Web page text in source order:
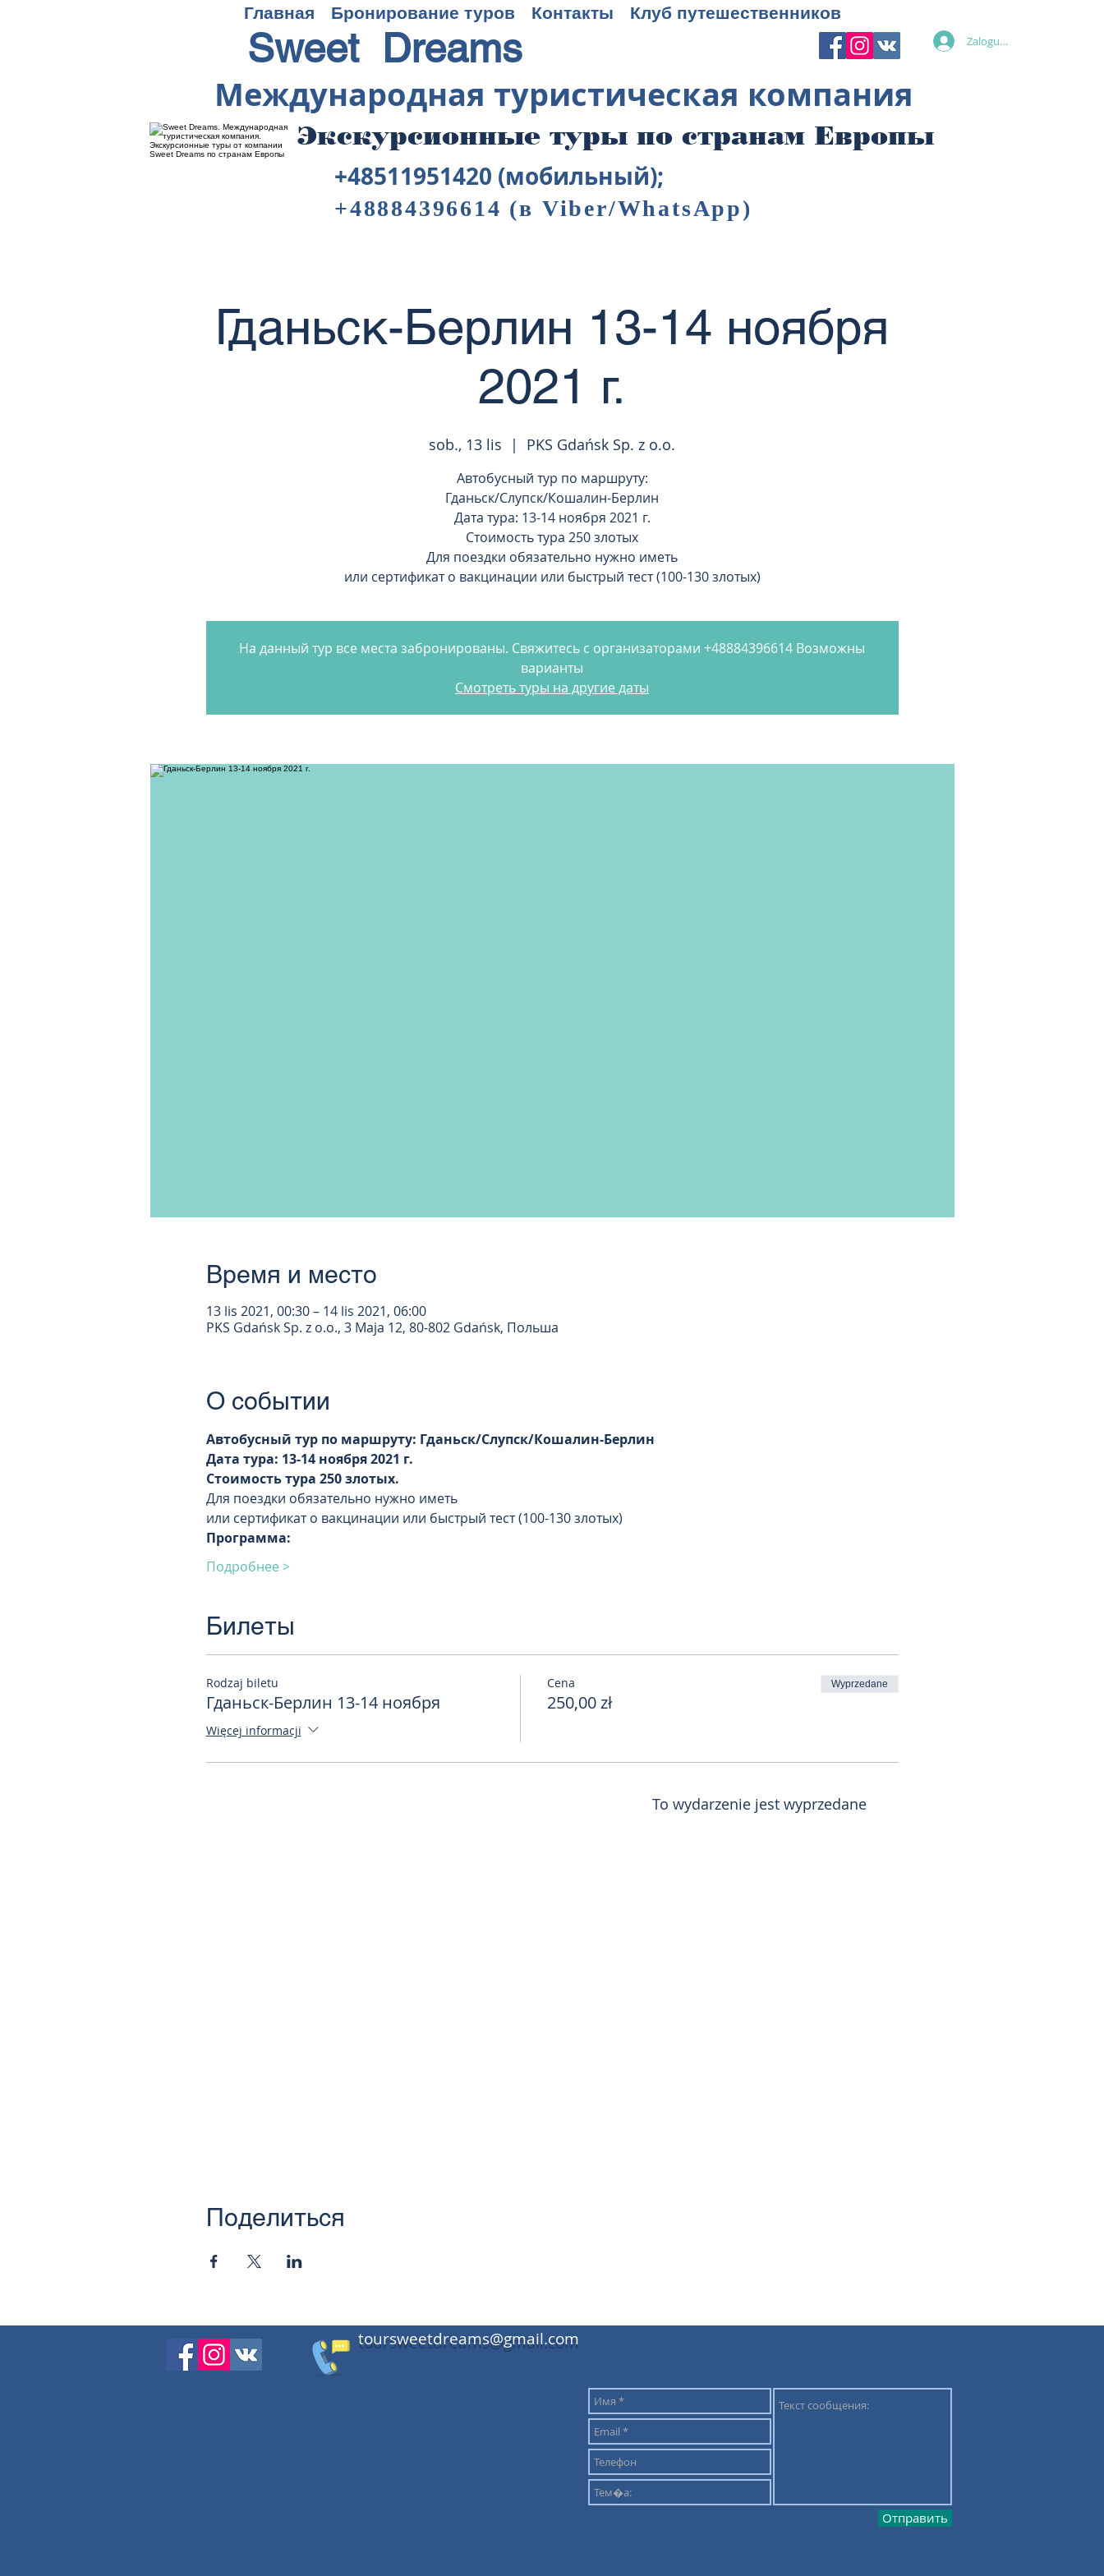
Главная Бронирование туров Контакты Клуб путешественников
Sweet Dreams Zaloguj się
Международная туристическая компания
+48511951420 (мобильный);
+48884396614 (в Viber/WhatsApp)
Экскурсионные туры по странам Европы
Гданьск-Берлин 13-14 ноября
2021 г.
sob., 13 lis
  |
PKS Gdańsk Sp. z o.o.
Автобусный тур по маршруту:
Гданьск/Слупск/Кошалин-Берлин
Дата тура: 13-14 ноября 2021 г.
Стоимость тура 250 злотых
Для поездки обязательно нужно иметь
или сертификат о вакцинации или быстрый тест (100-130 злотых)
На данный тур все места забронированы. Свяжитесь с организаторами +48884396614 Возможны
варианты
Смотреть туры на другие даты
Время и место
13 lis 2021, 00:30 – 14 lis 2021, 06:00
PKS Gdańsk Sp. z o.o., 3 Maja 12, 80-802 Gdańsk, Польша
О событии
Автобусный тур по маршруту: Гданьск/Слупск/Кошалин-Берлин
Дата тура: 13-14 ноября 2021 г.
Стоимость тура 250 злотых.
Для поездки обязательно нужно иметь
или сертификат о вакцинации или быстрый тест (100-130 злотых)
Программа:
Подробнее >
Билеты
Rodzaj biletu
Гданьск-Берлин 13-14 ноября
Więcej informacji
Cena
250,00 zł
Wyprzedane
To wydarzenie jest wyprzedane
Поделиться
toursweetdreams@gmail.com
Отправить